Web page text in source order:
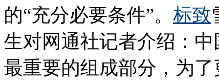
的“充分必要条件”。 标致
生对网通社记者介绍：中
最重要的组成部分，为